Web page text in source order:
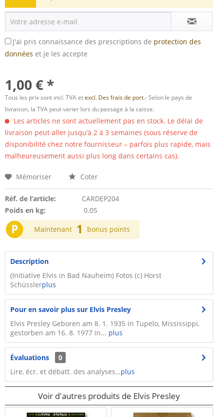
J'ai pris connaissance des prescriptions de protection des
données et je les accepte
1,00 € *
Tous les prix sont incl. TVA etexcl. Des frais de port.- Selon le pays de
livraison, la TVA peut varier lors du passage à la caisse.
Les articles ne sont actuellement pas en stock. Le délai de
livraison peut aller jusqu’à 2 à 3 semaines (sous réserve de
disponibilité chez notre fournisseur – parfois plus rapide, mais
malheureusement aussi plus long dans certains cas).
Mémoriser Coter
Réf. de l’article:
CARDEP204
Poids en kg:
0.05
P Maintenant 1 bonus points
Description
(Initiative Elvis in Bad Nauheim) Fotos (c) Horst
Schüsslerplus
Pour en savoir plus sur Elvis Presley
Elvis Presley Geboren am 8. 1. 1935 in Tupelo, Mississippi,
gestorben am 16. 8. 1977 in... plus
Évaluations
0
Lire, écr. et débatt. des analyses…plus
Voir d'autres produits de Elvis Presley